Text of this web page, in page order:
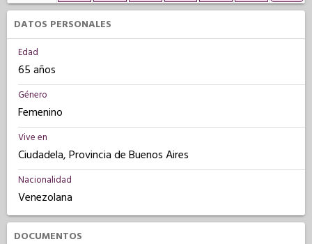
DATOS PERSONALES
Edad
65 años
Género
Femenino
Vive en
Ciudadela, Provincia de Buenos Aires
Nacionalidad
Venezolana
DOCUMENTOS